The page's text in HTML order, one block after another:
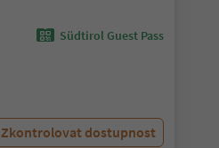
Südtirol Guest Pass
Zkontrolovat dostupnost